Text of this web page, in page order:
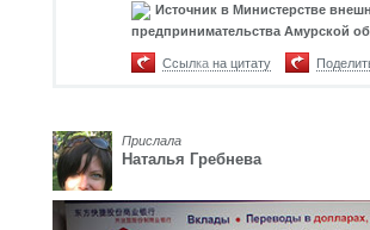
Источник в Министерстве
предпринимательства Амурской
Ссылка на цитату
Прислала
Наталья Гребнева